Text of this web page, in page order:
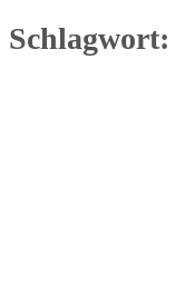
Schlagwort: